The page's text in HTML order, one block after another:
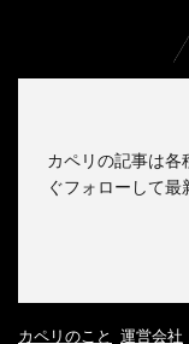
カペリの記事は各
ぐフォローして最
カペリのこと 運営会社